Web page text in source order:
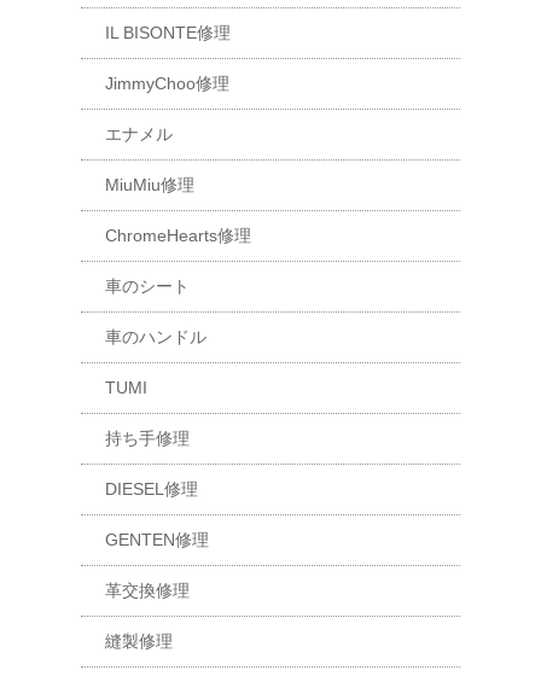
IL BISONTE修理
JimmyChoo修理
エナメル
MiuMiu修理
ChromeHearts修理
車のシート
車のハンドル
TUMI
持ち手修理
DIESEL修理
GENTEN修理
革交換修理
縫製修理